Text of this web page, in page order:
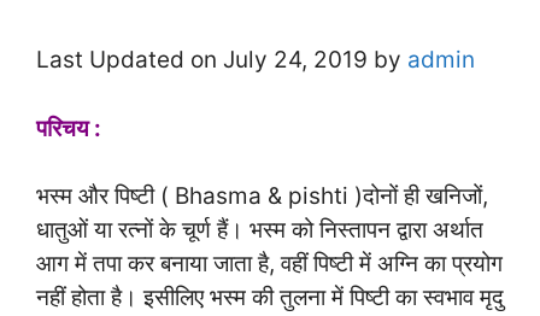
Last Updated on July 24, 2019 by admin
परिचय :
भस्म और पिष्टी ( Bhasma & pishti )दोनों ही खनिजों,
धातुओं या रत्नों के चूर्ण हैं। भस्म को निस्तापन द्वारा अर्थात
आग में तपा कर बनाया जाता है, वहीं पिष्टी में अग्नि का प्रयोग
नहीं होता है। इसीलिए भस्म की तुलना में पिष्टी का स्वभाव मृदु